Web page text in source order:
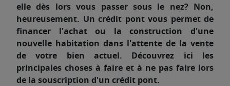
elle dès lors vous passer sous le nez? Non,
heureusement. Un crédit pont vous permet de
financer l'achat ou la construction d'une
nouvelle habitation dans l'attente de la vente
de votre bien actuel. Découvrez ici les
principales choses à faire et à ne pas faire lors
de la souscription d'un crédit pont.